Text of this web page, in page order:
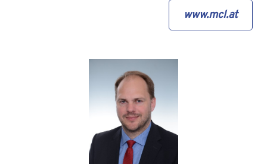
www.mcl.at